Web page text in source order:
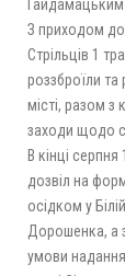
З приходом
Стрільців 1
роззброїли
місті, разом з
заходи щодо
В кінці
дозвіл на
осідком у
Дорошенка, а
умови